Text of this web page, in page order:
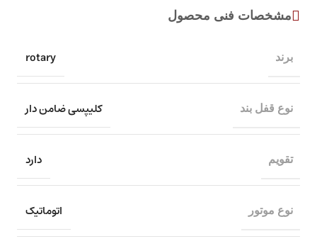
مشخصات فنی محصول
برند rotary
نوع قفل بند کلیپسی ضامن دار
تقویم دارد
نوع موتور اتوماتیک